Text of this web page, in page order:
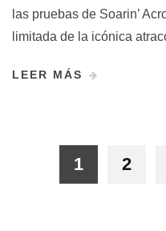
las pruebas de Soarin’
limitada de la icónica
LEER MÁS
1 2